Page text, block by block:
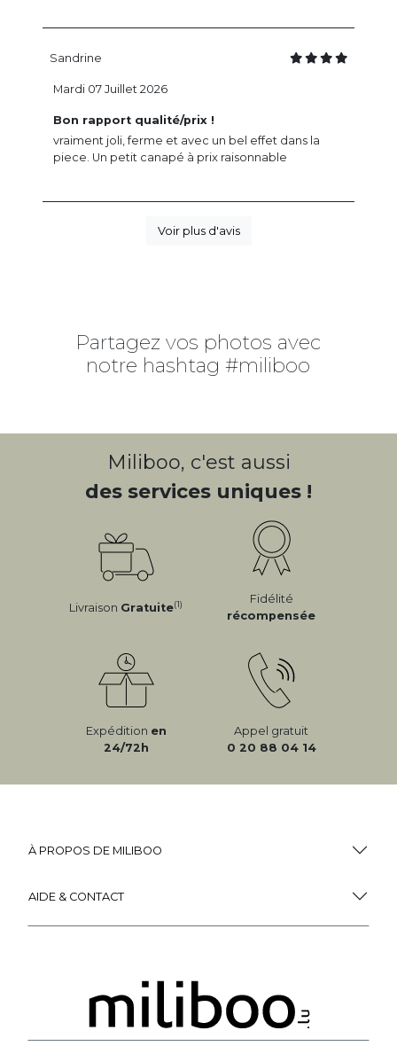
Sandrine
Bon rapport qualité/prix !
vraiment joli, ferme et avec un bel effet dans la
piece. Un petit canapé à prix raisonnable
Mardi 07 Juillet 2026
Voir plus d'avis
Partagez vos photos avec
notre hashtag #miliboo
Miliboo, c'est aussi
des services uniques !
Livraison Gratuite(1)
Fidélité
récompensée
Expédition en
24/72h
Appel gratuit
0 20 88 04 14
À PROPOS DE MILIBOO
AIDE & CONTACT